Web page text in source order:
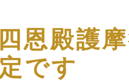
恩殿護
です